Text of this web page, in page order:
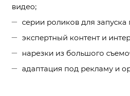
видео;
серии роликов для запуска
экспертный контент и
нарезки из большого
адаптация под рекламу и